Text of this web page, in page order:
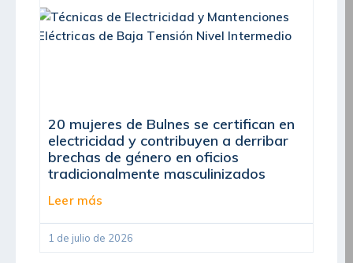
20 mujeres de Bulnes se certifican en
electricidad y contribuyen a derribar
brechas de género en oficios
tradicionalmente masculinizados
Leer más
1 de julio de 2026